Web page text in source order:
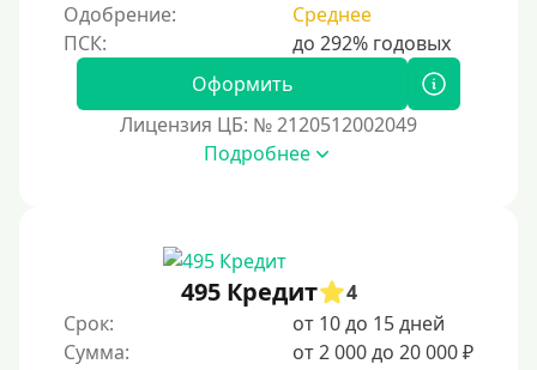
Одобрение:
Среднее
Оформить
Лицензия ЦБ: № 2120512002049
Подробнее
495 Кредит
4
Срок:
от 10 до 15 дней
Сумма:
от 2 000 до 20 000 ₽